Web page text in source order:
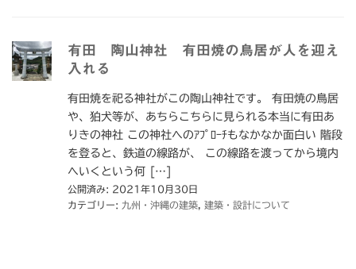
有田 陶山神社 有田焼の鳥居が人を迎え
入れる
有田焼を祀る神社がこの陶山神社です。 有田焼の鳥居
や、狛犬等が、あちらこちらに見られる本当に有田あ
りきの神社 この神社へのｱﾌﾟﾛｰﾁもなかなか面白い 階段
を登ると、鉄道の線路が、 この線路を渡ってから境内
へいくという何 […]
公開済み: 2021年10月30日
カテゴリー: 九州・沖縄の建築 建築・設計について